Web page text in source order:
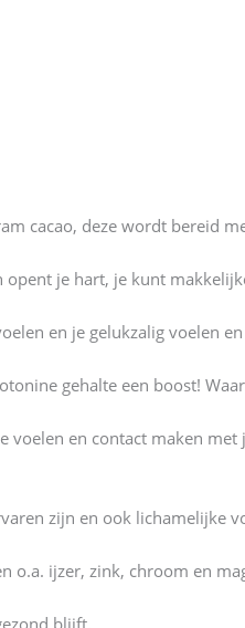
cacao, deze wordt bereid
je hart, je kunt
en je gelukzalig voelen
gehalte een boost!
voelen en contact maken
zijn en ook lichamelijke
o.a. ijzer, zink, chroom en
blijft.